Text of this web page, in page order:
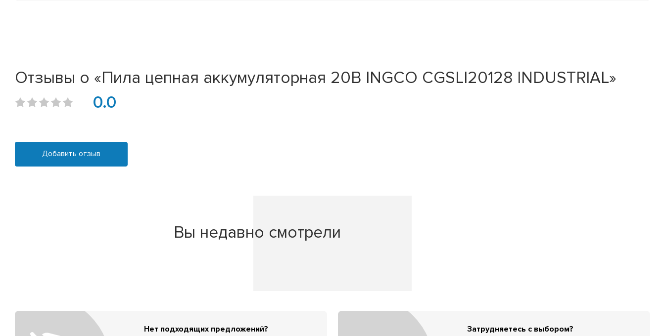
Отзывы о «Пила цепная аккумуляторная 20В INGCO CGSLI20128 INDUSTRIAL»
0.0
Добавить отзыв
Вы недавно смотрели
Нет подходящих предложений? Затрудняетесь с выбором?